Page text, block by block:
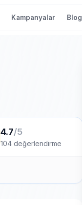
Kampanyalar Blog
4.7/5
104 değerlendirme